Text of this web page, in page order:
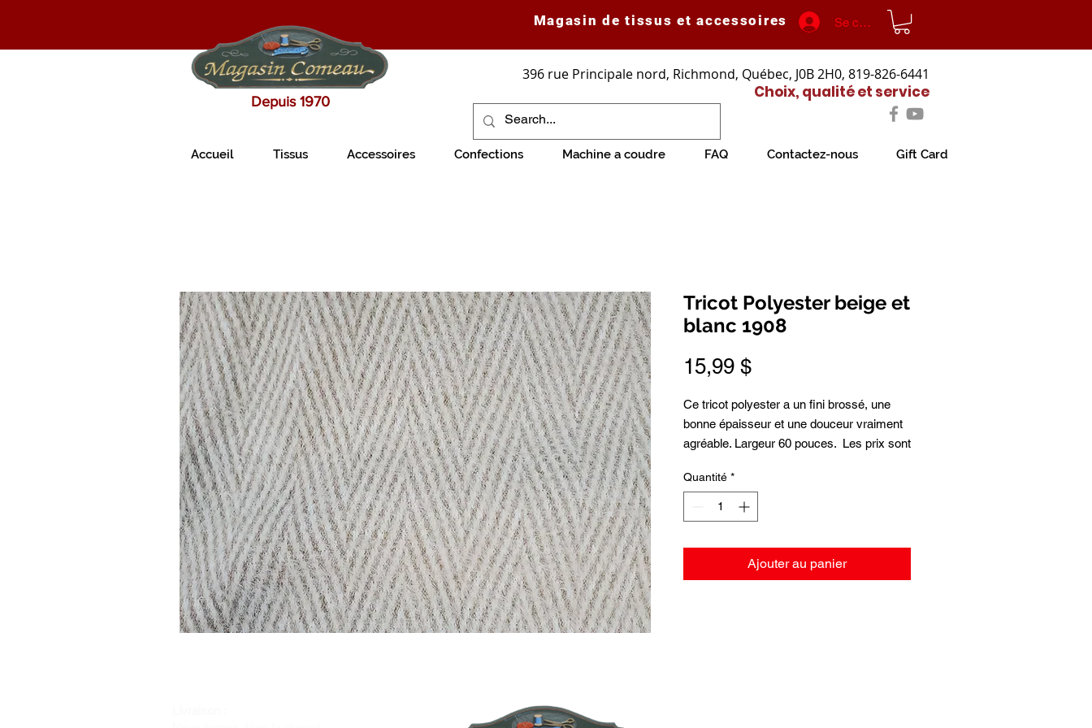
Magasin de tissus et accessoires Se connecter
396 rue Principale nord, Richmond, Québec, J0B 2H0, 819-826-6441
Choix, qualité et service
Depuis 1970
Accueil Tissus Accessoires Confections Machine a coudre FAQ Contactez-nous Gift Card
Tricot Polyester beige et
blanc 1908
15,99 $Prix
Ce tricot polyester a un fini brossé, une
bonne épaisseur et une douceur vraiment
agréable. Largeur 60 pouces. Les prix sont
Quantité *
Ajouter au panier